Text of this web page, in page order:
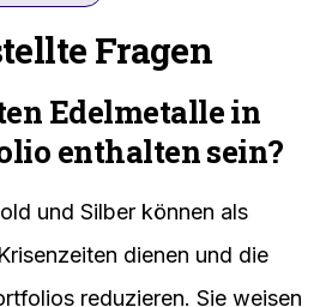
Fragen
Edelmetalle in
enthalten sein?
und Silber können als
dienen und die
reduzieren. Sie weisen